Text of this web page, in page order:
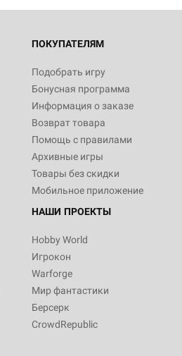
ПОКУПАТЕЛЯМ
Подобрать игру
Бонусная программа
Информация о заказе
Возврат товара
Помощь с правилами
Архивные игры
Товары без скидки
Мобильное приложение
НАШИ ПРОЕКТЫ
Hobby World
Игрокон
Warforge
Мир фантастики
Берсерк
CrowdRepublic